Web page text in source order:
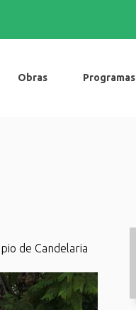
Programas
Obras
de Candelaria